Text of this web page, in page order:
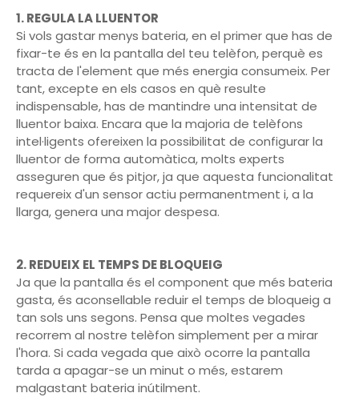
1. REGULA LA LLUENTOR
Si vols gastar menys bateria, en el primer que has de
fixar-te és en la pantalla del teu telèfon, perquè es
tracta de l'element que més energia consumeix. Per
tant, excepte en els casos en què resulte
indispensable, has de mantindre una intensitat de
lluentor baixa. Encara que la majoria de telèfons
intel·ligents ofereixen la possibilitat de configurar la
lluentor de forma automàtica, molts experts
asseguren que és pitjor, ja que aquesta funcionalitat
requereix d'un sensor actiu permanentment i, a la
llarga, genera una major despesa.
2. REDUEIX EL TEMPS DE BLOQUEIG
Ja que la pantalla és el component que més bateria
gasta, és aconsellable reduir el temps de bloqueig a
tan sols uns segons. Pensa que moltes vegades
recorrem al nostre telèfon simplement per a mirar
l'hora. Si cada vegada que això ocorre la pantalla
tarda a apagar-se un minut o més, estarem
malgastant bateria inútilment.